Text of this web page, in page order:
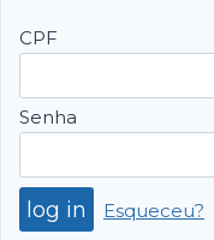
CPF
Senha
Esqueceu?